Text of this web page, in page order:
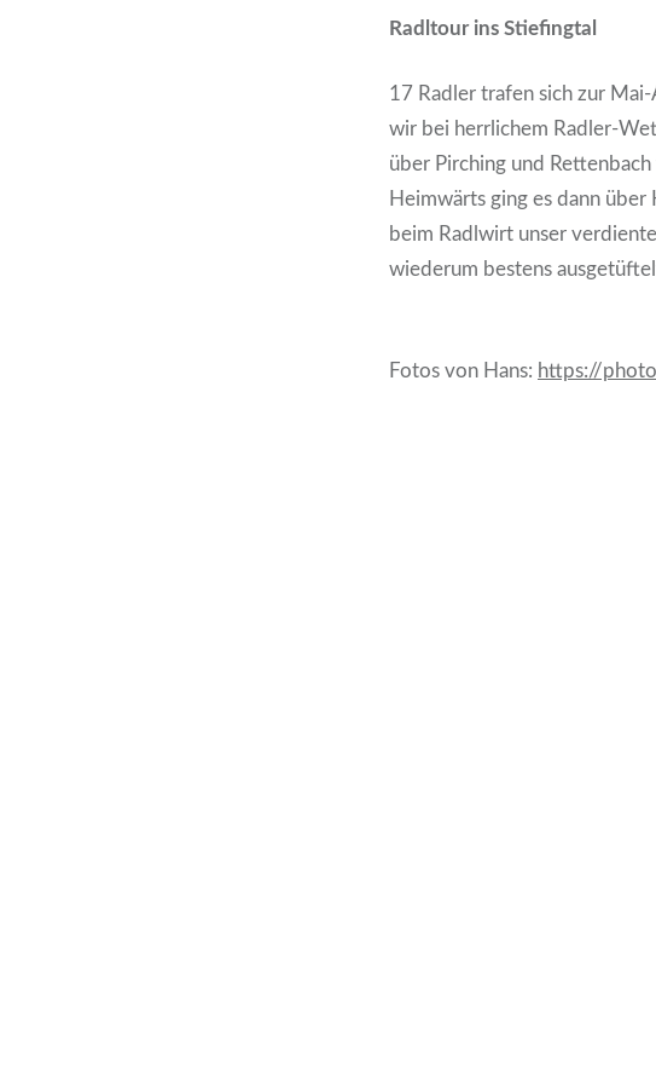
Radltour ins Stiefingtal
17 Radler trafen sich zur
wir bei herrlichem Radler-
über Pirching und
Heimwärts ging es dann
beim Radlwirt unser
wiederum bestens
Fotos von Hans: https://